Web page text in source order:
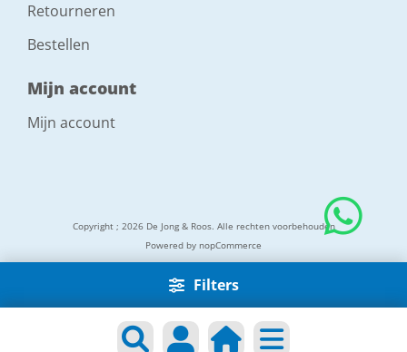
Filters
Retourneren
Bestellen
Mijn account
Mijn account
Copyright ; 2026 De Jong & Roos. Alle rechten voorbehouden
Powered by nopCommerce